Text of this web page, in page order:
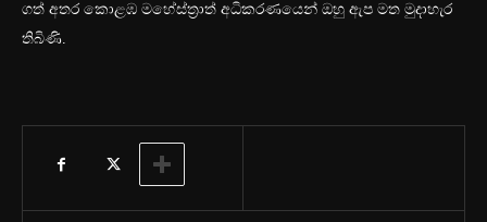
ගත් අතර කොළඹ මහේස්ත්‍රාත් අධිකරණයෙන් ඔහු ඇප මත මුදාහැර
තිබිණි.